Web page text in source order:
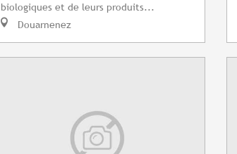
biologiques et de leurs produits...
Douarnenez